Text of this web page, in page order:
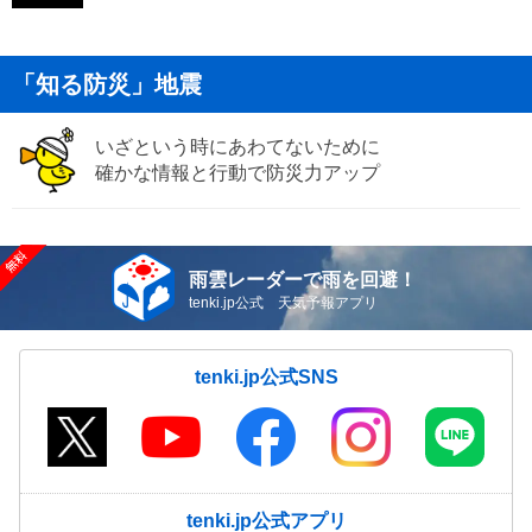
「知る防災」地震
いざという時にあわてないために
確かな情報と行動で防災力アップ
雨雲レーダーで雨を回避！
tenki.jp公式 天気予報アプリ
tenki.jp公式SNS
tenki.jp公式アプリ